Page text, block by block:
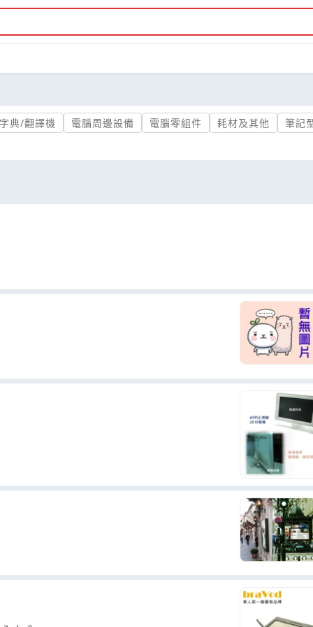
典/翻譯機 電腦周邊設備 電腦零組件 耗材及其他 筆記